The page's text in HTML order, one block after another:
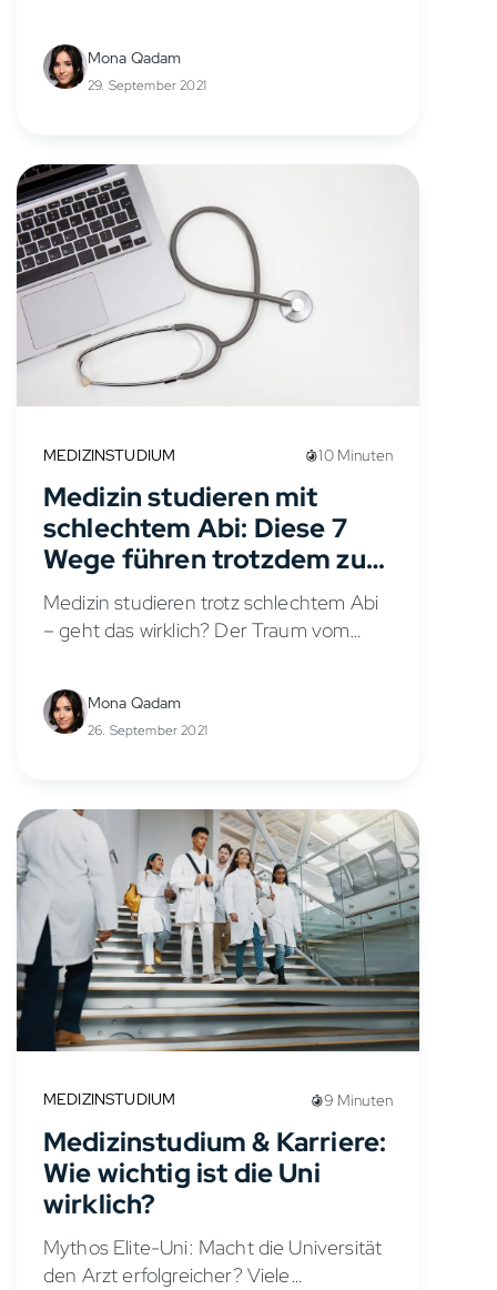
konstant hoher Leistung über Jahre
hinweg. Dennoch fragen sich viele
Abiturientinnen und...
Mona Qadam
29. September 2021
MEDIZINSTUDIUM 10 Minuten
Medizin studieren mit
schlechtem Abi: Diese 7
Wege führen trotzdem zum
Ziel
Medizin studieren trotz schlechtem Abi
– geht das wirklich? Der Traum vom
scheinbar an einem einzigen
Buchstaben: dem NC (Numerus
Clausus). Doch die gute Nachricht
Mona Qadam
26. September 2021
MEDIZINSTUDIUM 9 Minuten
Medizinstudium & Karriere:
Wie wichtig ist die Uni
wirklich?
Mythos Elite-Uni: Macht die Universität
den Arzt erfolgreicher? Viele